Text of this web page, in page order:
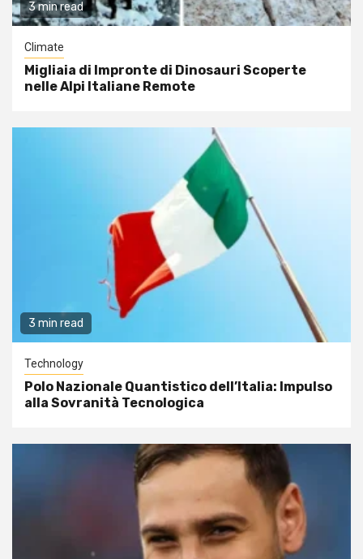
3 min read
Climate
Migliaia di Impronte di Dinosauri Scoperte
nelle Alpi Italiane Remote
3 min read
Technology
Polo Nazionale Quantistico dell’Italia: Impulso
alla Sovranità Tecnologica